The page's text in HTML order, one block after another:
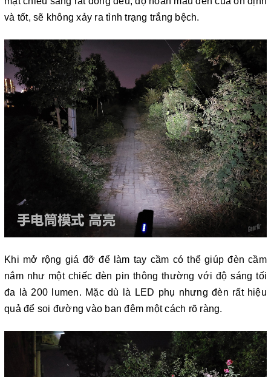
và tốt, sẽ không xảy ra tình trạng trắng bệch.
Khi mở rộng giá đỡ để làm tay cầm có thể giúp đèn cầm
nắm như một chiếc đèn pin thông thường với độ sáng tối
đa là 200 lumen. Mặc dù là LED phụ nhưng đèn rất hiệu
quả để soi đường vào ban đêm một cách rõ ràng.